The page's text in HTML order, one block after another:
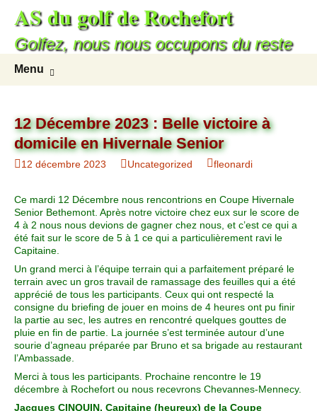
AS du golf de Rochefort
Golfez, nous nous occupons du reste
Menu
12 Décembre 2023 : Belle victoire à
domicile en Hivernale Senior
12 décembre 2023 Uncategorized fleonardi
Ce mardi 12 Décembre nous rencontrions en Coupe Hivernale
Senior Bethemont. Après notre victoire chez eux sur le score de
4 à 2 nous nous devions de gagner chez nous, et c’est ce qui a
été fait sur le score de 5 à 1 ce qui a particulièrement ravi le
Capitaine.
Un grand merci à l’équipe terrain qui a parfaitement préparé le
terrain avec un gros travail de ramassage des feuilles qui a été
apprécié de tous les participants. Ceux qui ont respecté la
consigne du briefing de jouer en moins de 4 heures ont pu finir
la partie au sec, les autres en rencontré quelques gouttes de
pluie en fin de partie. La journée s’est terminée autour d’une
sourie d’agneau préparée par Bruno et sa brigade au restaurant
l’Ambassade.
Merci à tous les participants. Prochaine rencontre le 19
décembre à Rochefort ou nous recevrons Chevannes-Mennecy.
Jacques CINQUIN, Capitaine (heureux) de la Coupe